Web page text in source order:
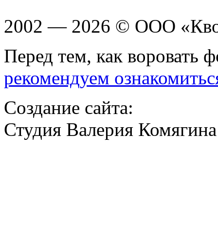
2002 — 2026 © ООО
Перед тем, как воровать
рекомендуем
Создание сайта:
Студия Валерия Комягина